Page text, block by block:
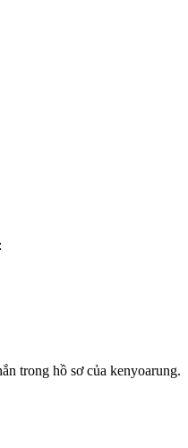
trong hồ sơ của kenyoarung.